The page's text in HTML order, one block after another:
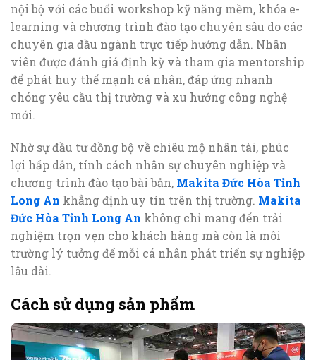
nội bộ với các buổi workshop kỹ năng mềm, khóa e-
learning và chương trình đào tạo chuyên sâu do các
chuyên gia đầu ngành trực tiếp hướng dẫn. Nhân
viên được đánh giá định kỳ và tham gia mentorship
để phát huy thế mạnh cá nhân, đáp ứng nhanh
chóng yêu cầu thị trường và xu hướng công nghệ
mới.
Nhờ sự đầu tư đồng bộ về chiêu mộ nhân tài, phúc
lợi hấp dẫn, tính cách nhân sự chuyên nghiệp và
chương trình đào tạo bài bản, Makita Đức Hòa Tỉnh
Long An khẳng định uy tín trên thị trường. Makita
Đức Hòa Tỉnh Long An không chỉ mang đến trải
nghiệm trọn vẹn cho khách hàng mà còn là môi
trường lý tưởng để mỗi cá nhân phát triển sự nghiệp
lâu dài.
Cách sử dụng sản phẩm